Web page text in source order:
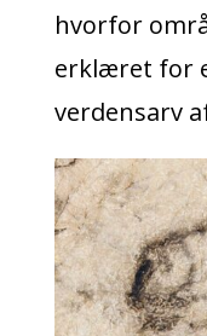
hvorfor
erklæret for
verdensarv